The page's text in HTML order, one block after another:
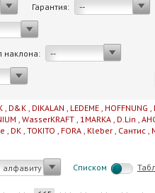
Гарантия: --
наклона: --
, D&K , DIKALAN , LEDEME , HOFFNUNG ,
, WasserKRAFT , 1MARKA , D.Lin ,
, DK , TOKITO , FORA , Kleber , Сантис ,
алфавиту Cписком